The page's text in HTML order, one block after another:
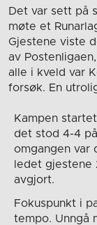
Det var sett på
møte et
Gjestene viste
av
alle i kveld var
forsøk. En
Kampen
det stod 4-4
omgangen var
ledet gjestene
avgjort.
Fokuspunkt i
tempo. Unngå